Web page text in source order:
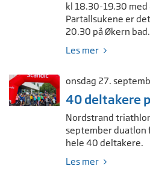
kl 18.30-19.30
Partallsukene er
20.30 på Økern bad.
Les mer
onsdag 27.
40 deltakere
Nordstrand
september duatlon
hele 40 deltakere.
Les mer